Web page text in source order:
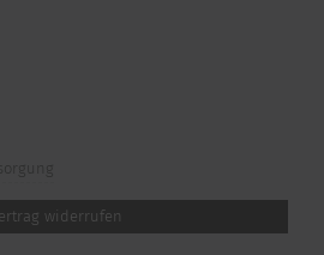
widerrufen